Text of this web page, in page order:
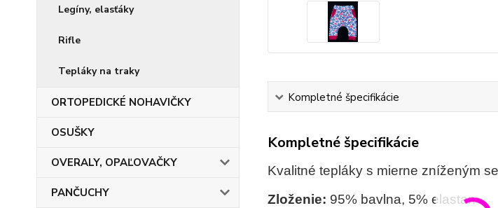
Legíny, elasťáky
Rifle
Tepláky na traky
ORTOPEDICKÉ NOHAVIČKY
OSUŠKY
OVERALY, OPAĽOVAČKY
PANČUCHY
Kompletné špecifikácie
Kompletné špecifikácie
Kvalitné tepláky s mierne zníženým
Zloženie: 95% bavlna, 5% elastan